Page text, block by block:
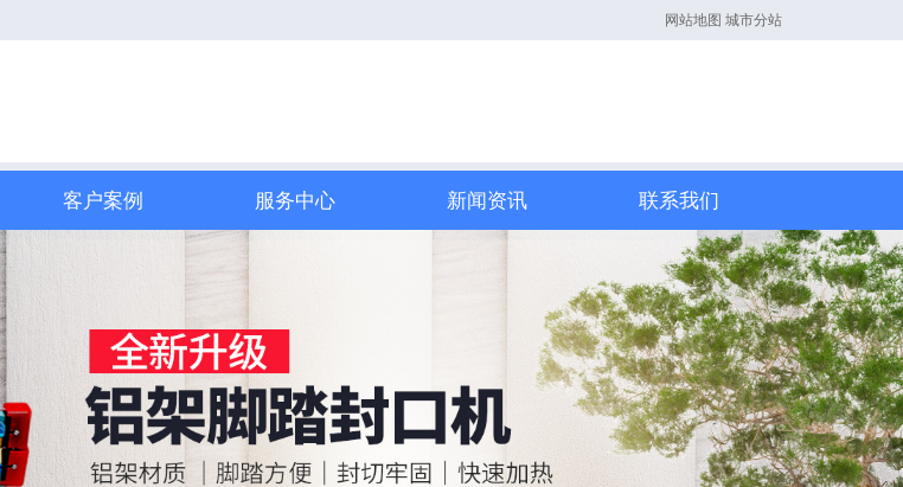
网站地图 城市分站
客户案例 服务中心 新闻资讯 联系我们